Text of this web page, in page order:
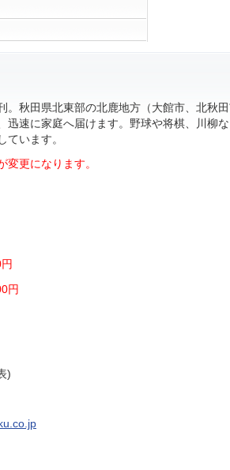
秋田県北東部の北鹿地方（大館市、北秋田
迅速に家庭へ届けます。野球や将棋、川柳
ています。
更になります。
円
)